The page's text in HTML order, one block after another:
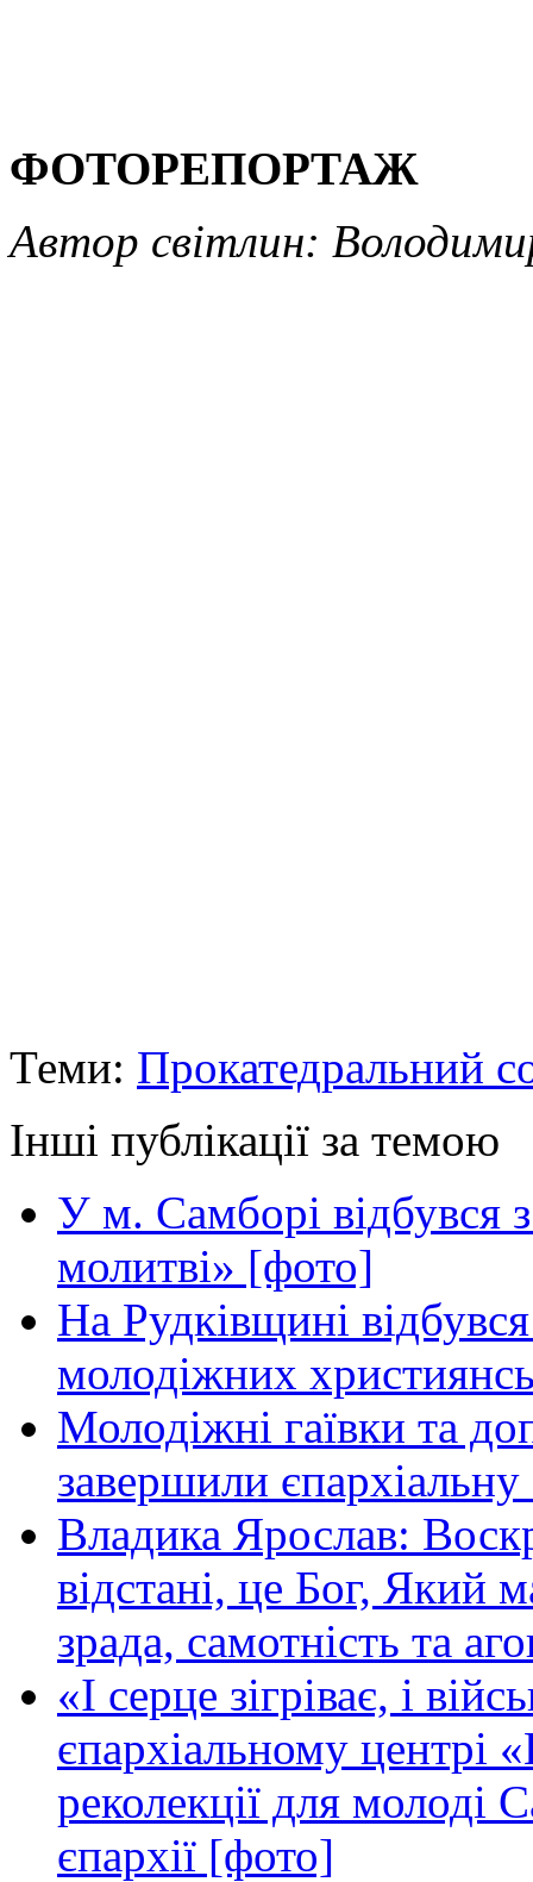
ФОТОРЕПОРТАЖ
Автор світлин:
Теми: Прокатедральний
Інші публікації за темою
У м. Самборі відбувся
молитві» [фото]
На Рудківщині
молодіжних
Молодіжні гаївки та
завершили
Владика Ярослав:
відстані, це Бог, Який
зрада, самотність та
«І серце зігріває, і
єпархіальному центрі
реколекції для молоді
єпархії [фото]